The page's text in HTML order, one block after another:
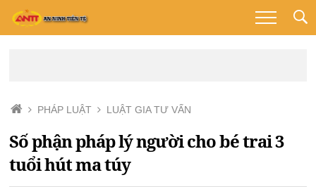
PHÁP LUẬT LUẬT GIA TƯ VẤN
Số phận pháp lý người cho bé trai 3
tuổi hút ma túy